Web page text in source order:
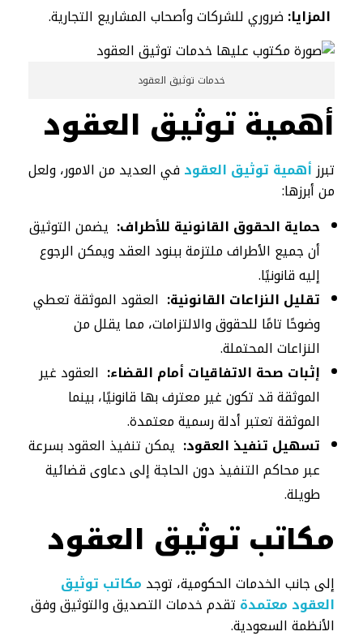
المزايا:ضروري للشركات وأصحاب المشاريع التجارية.
خدمات توثيق العقود
أهمية توثيق العقود
تبرزأهمية توثيق العقودفي العديد من الامور، ولعل
من أبرزها:
حماية الحقوق القانونية للأطراف: يضمن التوثيق
أن جميع الأطراف ملتزمة ببنود العقد ويمكن الرجوع
إليه قانونيًا.
تقليل النزاعات القانونية: العقود الموثقة تعطي
وضوحًا تامًا للحقوق والالتزامات، مما يقلل من
النزاعات المحتملة.
إثبات صحة الاتفاقيات أمام القضاء: العقود غير
الموثقة قد تكون غير معترف بها قانونيًا، بينما
الموثقة تعتبر أدلة رسمية معتمدة.
تسهيل تنفيذ العقود: يمكن تنفيذ العقود بسرعة
عبر محاكم التنفيذ دون الحاجة إلى دعاوى قضائية
طويلة.
مكاتب توثيق العقود
إلى جانب الخدمات الحكومية، توجد مكاتب توثيق
العقود معتمدة تقدم خدمات التصديق والتوثيق وفق
الأنظمة السعودية.